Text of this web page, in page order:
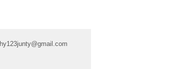
hy123junty@gmail.com